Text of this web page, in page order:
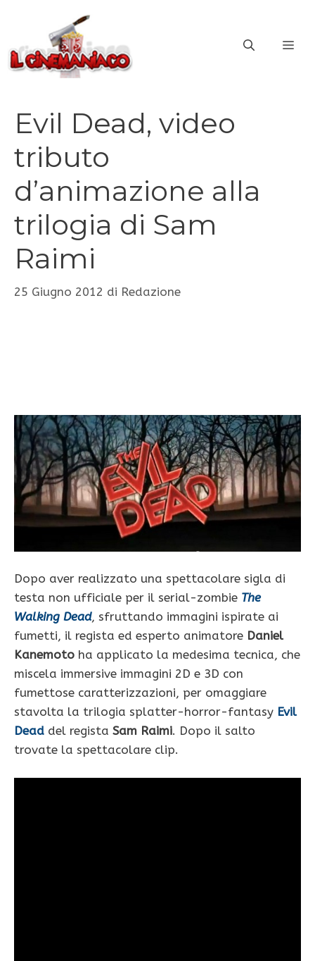
contenuto
Evil Dead, video
tributo
d’animazione alla
trilogia di Sam
Raimi
25 Giugno 2012 di Redazione
Dopo aver realizzato una spettacolare sigla di
testa non ufficiale per il serial-zombie The
Walking Dead, sfruttando immagini ispirate ai
fumetti, il regista ed esperto animatore Daniel
Kanemoto ha applicato la medesima tecnica, che
miscela immersive immagini 2D e 3D con
fumettose caratterizzazioni, per omaggiare
stavolta la trilogia splatter-horror-fantasy Evil
Dead del regista Sam Raimi. Dopo il salto
trovate la spettacolare clip.